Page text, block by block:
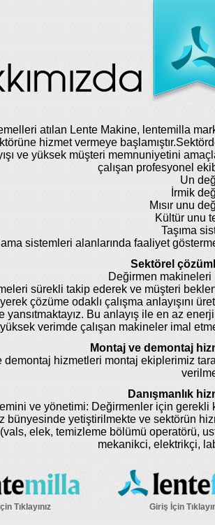
atılan Lente Makine, lentemilla
hizmet vermeye
ve yüksek müşteri memnuniyetini
çalışan profesyonel
Un
İrmik
Mısır unu
Kültür unu
Taşıma
sistemleri alanlarında faaliyet
Sektörel
Değirmen makineleri
sürekli takip ederek ve müşteri
çözüme odaklı çalışma anlayışını
yansıtmaktayız. Bu anlayış ile en az
verimde çalışan makineler imal
Montaj ve demontaj
demontaj hizmetleri montaj ekiplerimiz
Danışmanlık
ve yönetimi: Değirmenler için gerekli
bünyesinde yetiştirilmekte ve sektörün
elek, temizleme bölümü operatörü,
mekanikci, elektrikçi,
Tıklayınız Giriş İçin